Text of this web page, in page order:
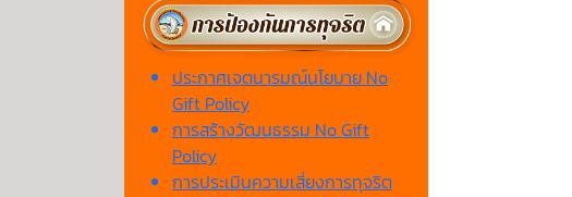
ประกาศเจตนารมณ์นโยบาย No
Gift Policy
การสร้างวัฒนธรรม No Gift
Policy
การประเมินความเสี่ยงการทุจริต